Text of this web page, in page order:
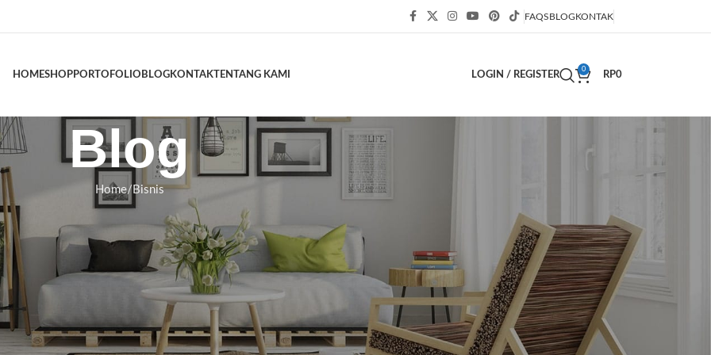
FAQSBLOGKONTAK
HOMESHOPPORTOFOLIO BLOGKONTAKTENTANG KAMI LOGIN / REGISTER
0
RP0
Blog
Home Bisnis
Pentingnya untuk Keselamatan
On Juli 6, 2026
Blog(54)
(2)
Decoration(3)
Design
Design trends(1)